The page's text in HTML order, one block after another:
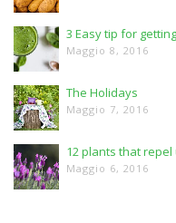
3 Easy tip for
Maggio 8, 2016
The Holidays
Maggio 7, 2016
12 plants that
Maggio 6, 2016